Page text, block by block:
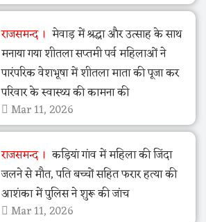
राजसमन्द
मेवाड़ में श्रद्धा और उत्साह के साथ
मनाया गया शीतला सप्तमी पर्व महिलाओं ने
पारंपरिक वेशभूषा में शीतला माता की पूजा कर
परिवार के स्वास्थ्य की कामना की
Mar 11, 2026
राजसमन्द
कड़ियां गांव में महिला की जिंदा
जलने से मौत, पति बच्चों सहित फरार हत्या की
आशंका में पुलिस ने शुरू की जांच
Mar 11, 2026